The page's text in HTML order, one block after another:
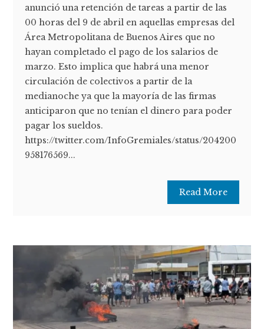
anunció una retención de tareas a partir de las
00 horas del 9 de abril en aquellas empresas del
Área Metropolitana de Buenos Aires que no
hayan completado el pago de los salarios de
marzo. Esto implica que habrá una menor
circulación de colectivos a partir de la
medianoche ya que la mayoría de las firmas
anticiparon que no tenían el dinero para poder
pagar los sueldos.
https://twitter.com/InfoGremiales/status/204200
958176569...
Read More